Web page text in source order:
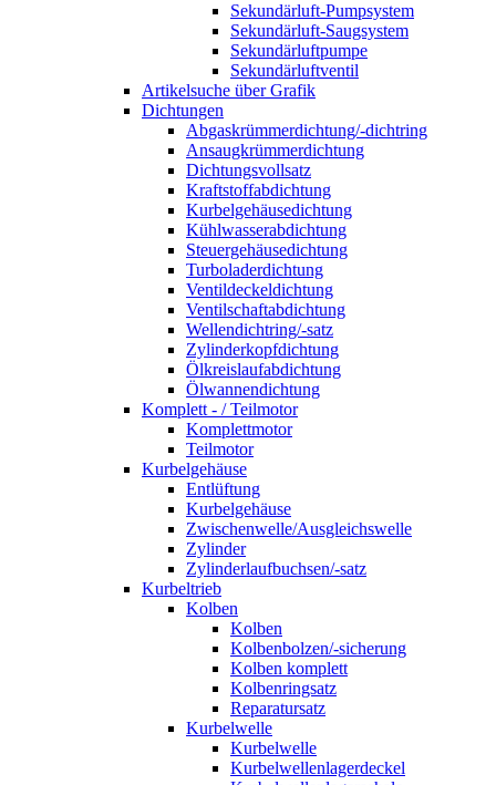
Sekundärluft-Pumpsystem
Sekundärluft-Saugsystem
Sekundärluftpumpe
Sekundärluftventil
Artikelsuche über Grafik
Dichtungen
Abgaskrümmerdichtung/-dichtring
Ansaugkrümmerdichtung
Dichtungsvollsatz
Kraftstoffabdichtung
Kurbelgehäusedichtung
Kühlwasserabdichtung
Steuergehäusedichtung
Turboladerdichtung
Ventildeckeldichtung
Ventilschaftabdichtung
Wellendichtring/-satz
Zylinderkopfdichtung
Ölkreislaufabdichtung
Ölwannendichtung
Komplett - / Teilmotor
Komplettmotor
Teilmotor
Kurbelgehäuse
Entlüftung
Kurbelgehäuse
Zwischenwelle/Ausgleichswelle
Zylinder
Zylinderlaufbuchsen/-satz
Kurbeltrieb
Kolben
Kolben
Kolbenbolzen/-sicherung
Kolben komplett
Kolbenringsatz
Reparatursatz
Kurbelwelle
Kurbelwelle
Kurbelwellenlagerdeckel